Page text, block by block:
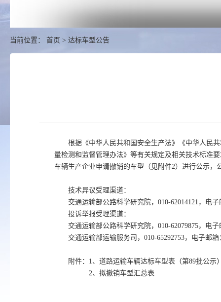
当前位置： 首页 > 达标车型公告
根据《中华人民共和国安全生产法》《中华人民
量检测和监督管理办法》等有关规定及相关技术标准
车辆生产企业申请撤销的车型（见附件2）进行公示
技术异议受理渠道：
交通运输部公路科学研究院，010-62014121，电
投诉举报受理渠道：
交通运输部公路科学研究院，010-62079875，电
交通运输部运输服务司，010-65292753，电子邮
附件：1、道路运输车辆达标车型表（第89批公示
2、拟撤销车型汇总表